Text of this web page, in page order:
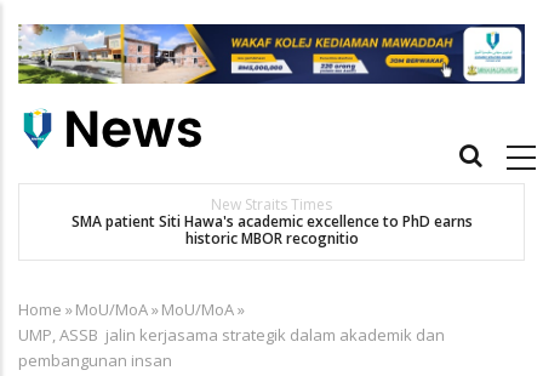
main
Main
New Straits Times
SMA patient Siti Hawa's academic excellence to PhD earns
historic MBOR recognitio
Breadcrumb
Home »MoU/MoA»MoU/MoA»
UMP, ASSB jalin kerjasama strategik dalam akademik dan
pembangunan insan